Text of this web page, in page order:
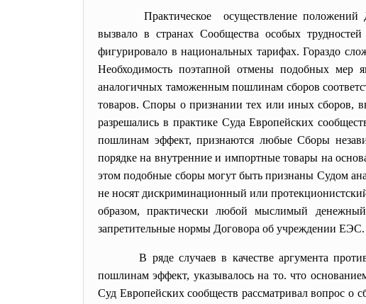
Практическое осуществление положений
вызвало в странах Сообщества особых
фигурировало в национальных тарифах. Гораздо
Необходимость поэтапной отмены подобных мер
аналогичных таможенным пошлинам сборов
товаров. Споры о признании тех или иных сборов,
разрешались в практике Суда Европейских
пошлинам эффект, признаются любые Сборы
порядке на внутренние и импортные товары на
этом подобные сборы могут быть признаны Судом
не носят дискриминационный или
образом, практически любой мыслимый
запретительные нормы Договора об учреждении ЕЭС.
В ряде случаев в качестве аргумента
пошлинам эффект, указывалось на то. что
Суд Европейских сообществ рассматривал вопрос о